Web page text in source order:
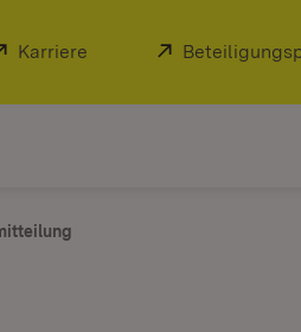
Extern:
Karriere (Öffnet in neuem
Extern: